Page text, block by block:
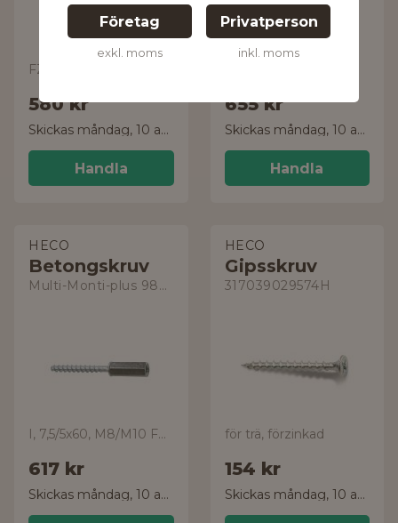
Företag
exkl. moms
Privatperson
inkl. moms
FZB
580 kr
Skickas måndag, 10 aug.
Handla
655 kr
Skickas måndag, 10 aug.
Handla
HECO
Betongskruv
Multi-Monti-plus 9807603
I, 7,5/5x60, M8/M10 FZB ETA, 40-pack
617 kr
Skickas måndag, 10 aug.
HECO
Gipsskruv
317039029574H
för trä, förzinkad
154 kr
Skickas måndag, 10 aug.